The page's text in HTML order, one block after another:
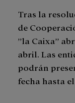
Tras la
de
”la Caixa”
abril. Las
podrán
fecha hasta el